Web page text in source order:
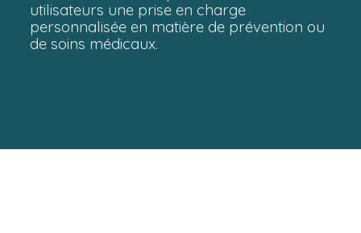
utilisateurs une prise en charge
personnalisée en matière de prévention ou
de soins médicaux.